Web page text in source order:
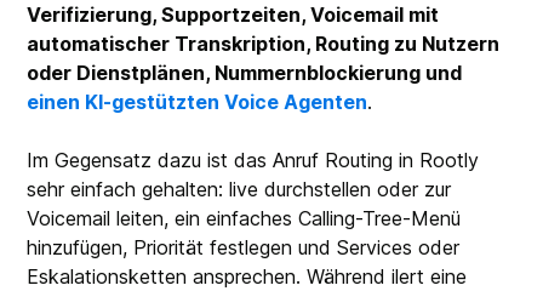
Verifizierung, Supportzeiten, Voicemail mit
automatischer Transkription, Routing zu Nutzern
oder Dienstplänen, Nummernblockierung und
einen KI-gestützten Voice Agenten.
Im Gegensatz dazu ist das Anruf Routing in Rootly
sehr einfach gehalten: live durchstellen oder zur
Voicemail leiten, ein einfaches Calling-Tree-Menü
hinzufügen, Priorität festlegen und Services oder
Eskalationsketten ansprechen. Während ilert eine